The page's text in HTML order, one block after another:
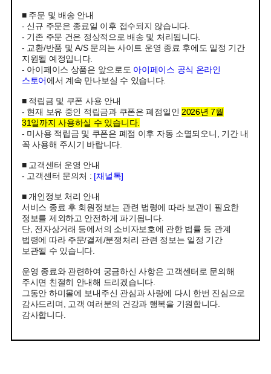
■ 주문 및 배송 안내
- 신규 주문은 종료일 이후 접수되지 않습니다.
- 기존 주문 건은 정상적으로 배송 및 처리됩니다.
- 교환/반품 및 A/S 문의는 사이트 운영 종료 후에도 일정 기간
지원될 예정입니다.
- 아이페이스 상품은 앞으로도 아이페이스 공식 온라인
스토어에서 계속 만나보실 수 있습니다.
■ 적립금 및 쿠폰 사용 안내
- 현재 보유 중인 적립금과 쿠폰은 폐점일인 2026년 7월
31일까지 사용하실 수 있습니다.
- 미사용 적립금 및 쿠폰은 폐점 이후 자동 소멸되오니, 기간 내
꼭 사용해 주시기 바랍니다.
■ 고객센터 운영 안내
- 고객센터 문의처 : [채널톡]
■ 개인정보 처리 안내
서비스 종료 후 회원정보는 관련 법령에 따라 보관이 필요한
정보를 제외하고 안전하게 파기됩니다.
단, 전자상거래 등에서의 소비자보호에 관한 법률 등 관계
법령에 따라 주문/결제/분쟁처리 관련 정보는 일정 기간
보관될 수 있습니다.
운영 종료와 관련하여 궁금하신 사항은 고객센터로 문의해
주시면 친절히 안내해 드리겠습니다.
그동안 하미몰에 보내주신 관심과 사랑에 다시 한번 진심으로
감사드리며, 고객 여러분의 건강과 행복을 기원합니다.
감사합니다.